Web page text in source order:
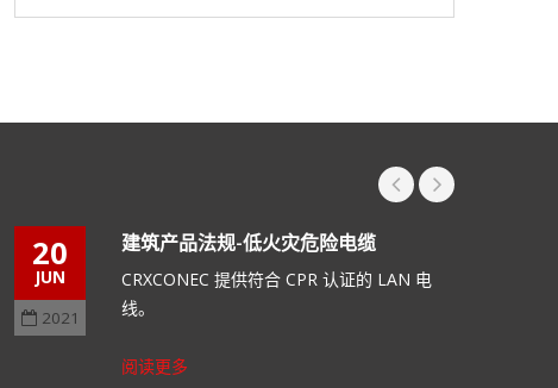
20
JUN
2021
建筑产品法规-低火灾危险电缆
CRXCONEC 提供符合 CPR 认证的 LAN 电
线。
阅读更多